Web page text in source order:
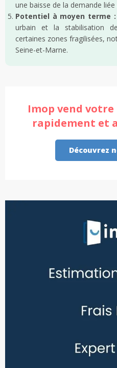
une baisse de la demande liée
Potentiel à moyen terme :
urbain et la stabilisation
certaines zones fragilisées,
Seine-et-Marne.
Imop vend
rapidement et
Découvrez